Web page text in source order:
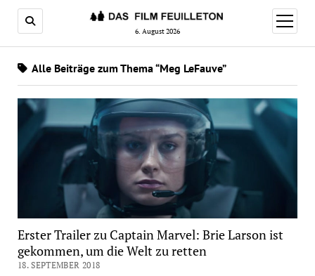
6. August 2026
Menü
öffnen
Alle Beiträge zum Thema “Meg LeFauve”
Erster Trailer zu Captain Marvel: Brie Larson ist
gekommen, um die Welt zu retten
18. SEPTEMBER 2018